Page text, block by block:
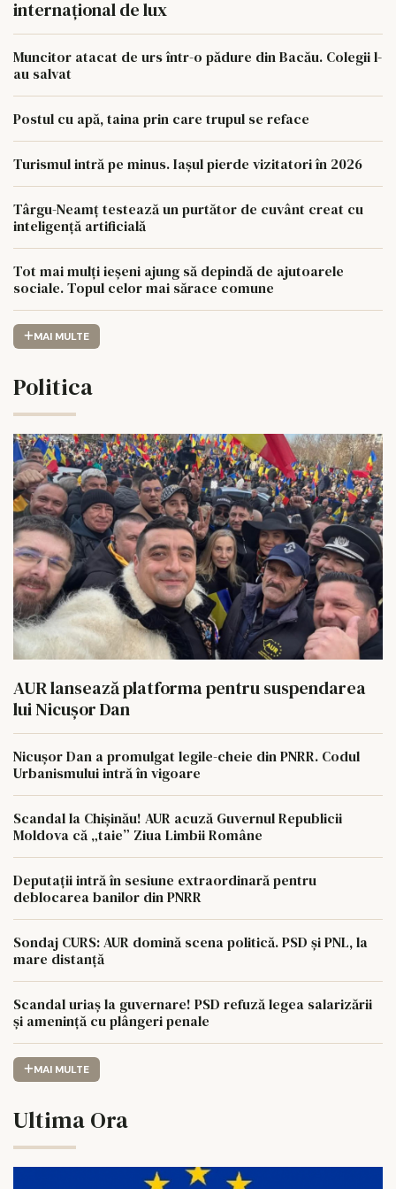
internațional de lux
Muncitor atacat de urs într-o pădure din Bacău. Colegii l-
au salvat
Postul cu apă, taina prin care trupul se reface
Turismul intră pe minus. Iașul pierde vizitatori în 2026
Târgu-Neamț testează un purtător de cuvânt creat cu
inteligență artificială
Tot mai mulți ieșeni ajung să depindă de ajutoarele
sociale. Topul celor mai sărace comune
MAI MULTE
Politica
AUR lansează platforma pentru suspendarea
lui Nicușor Dan
Nicușor Dan a promulgat legile-cheie din PNRR. Codul
Urbanismului intră în vigoare
Scandal la Chișinău! AUR acuză Guvernul Republicii
Moldova că „taie” Ziua Limbii Române
Deputații intră în sesiune extraordinară pentru
deblocarea banilor din PNRR
Sondaj CURS: AUR domină scena politică. PSD și PNL, la
mare distanță
Scandal uriaș la guvernare! PSD refuză legea salarizării
și amenință cu plângeri penale
MAI MULTE
Ultima Ora